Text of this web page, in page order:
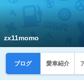
zx11momo
ブログ 愛車紹介